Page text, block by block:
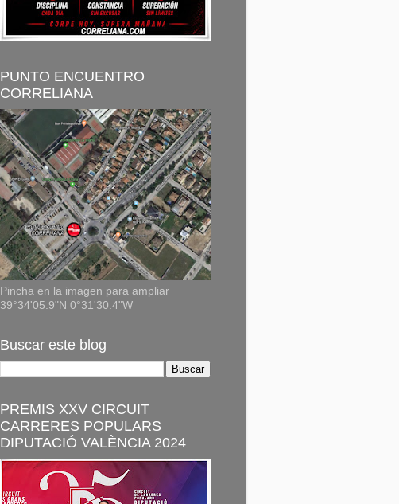
PUNTO ENCUENTRO
CORRELIANA
Pincha en la imagen para ampliar
39°34'05.9"N 0°31'30.4"W
Buscar este blog
PREMIS XXV CIRCUIT
CARRERES POPULARS
DIPUTACIÓ VALÈNCIA 2024